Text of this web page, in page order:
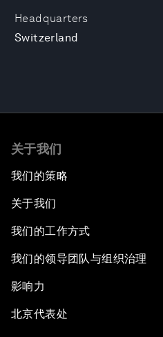
Headquarters
Switzerland
关于我们
我们的策略
关于我们
我们的工作方式
我们的领导团队与组织治理
影响力
北京代表处